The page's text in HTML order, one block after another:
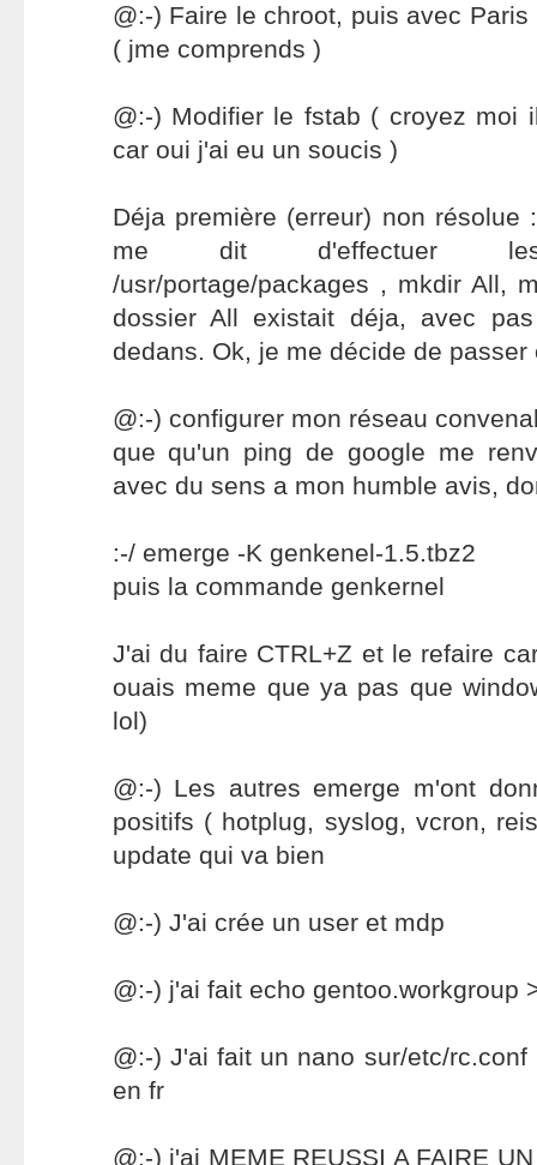
@:-) Faire le chroot, puis avec
( jme comprends )
@:-) Modifier le fstab ( croyez moi
car oui j'ai eu un soucis )
Déja première (erreur) non résolue
me dit d'effectuer
/usr/portage/packages , mkdir All,
dossier All existait déja, avec
dedans. Ok, je me décide de passer
@:-) configurer mon réseau
que qu'un ping de google me
avec du sens a mon humble avis,
:-/ emerge -K genkenel-1.5.tbz2
puis la commande genkernel
J'ai du faire CTRL+Z et le refaire
ouais meme que ya pas que
lol)
@:-) Les autres emerge m'ont
positifs ( hotplug, syslog, vcron,
update qui va bien
@:-) J'ai crée un user et mdp
@:-) j'ai fait echo gentoo.workgroup
@:-) J'ai fait un nano sur/etc/
en fr
@:-) j'ai MEME REUSSI A FAIRE